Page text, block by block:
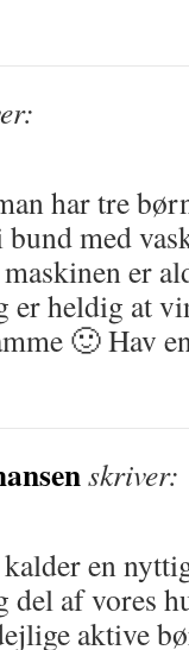
har tre
med
maskinen er
er heldig at
🙂 Hav
skriver:
en
af vores
aktive